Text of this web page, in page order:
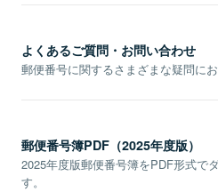
よくあるご質問・お問い合わせ
郵便番号に関するさまざまな疑問にお
郵便番号簿PDF（2025年度版）
2025年度版郵便番号簿をPDF形式で
す。